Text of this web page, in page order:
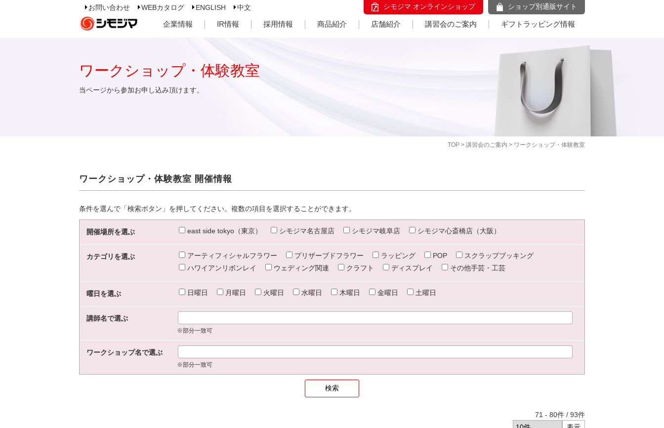
お問い合わせ WEBカタログ ENGLISH 中文 シモジマ オンラインショップ ショップ別通販サイト
企業情報 IR情報 採用情報 商品紹介 店舗紹介 講習会のご案内 ギフトラッピング情報
TOP > 講習会のご案内 > ワークショップ・体験教室
ワークショップ・体験教室
当ページから参加お申し込み頂けます。
ワークショップ・体験教室 開催情報
条件を選んで「検索ボタン」を押してください。複数の項目を選択することができます。
開催場所を選ぶ east side tokyo（東京） シモジマ名古屋店 シモジマ岐阜店 シモジマ心斎橋店（大阪）
カテゴリを選ぶ アーティフィシャルフラワー プリザーブドフラワー ラッピング POP
スクラップブッキング
ハワイアンリボンレイ
ウェディング関連 クラフト ディスプレイ その他手芸・工芸
曜日を選ぶ 日曜日 月曜日 火曜日 水曜日 木曜日 金曜日 土曜日
講師名で選ぶ
※部分一致可
ワークショップ名で選ぶ
※部分一致可
71 - 80件 / 93件